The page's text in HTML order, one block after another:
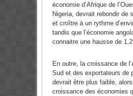
économie d’Afrique de
Nigeria, devrait rebondir de
et croître à un rythme
tandis que l’économie
connaitre une hausse de
En outre, la croissance de
Sud et des exportateurs de
devrait être plus faible,
croissance des économies